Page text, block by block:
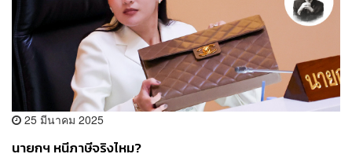
25 มีนาคม 2025
นายกฯ หนีภาษีจริงไหม?